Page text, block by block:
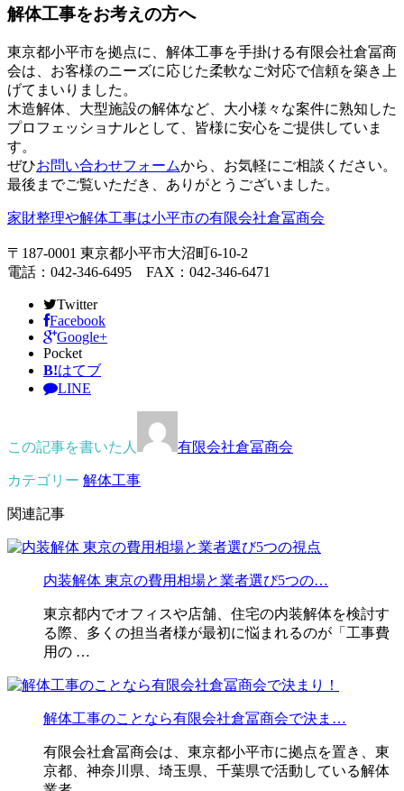
解体工事をお考えの方へ
東京都小平市を拠点に、解体工事を手掛ける有限会社倉冨商
会は、お客様のニーズに応じた柔軟なご対応で信頼を築き上
げてまいりました。
木造解体、大型施設の解体など、大小様々な案件に熟知した
プロフェッショナルとして、皆様に安心をご提供していま
す。
ぜひお問い合わせフォームから、お気軽にご相談ください。
最後までご覧いただき、ありがとうございました。
家財整理や解体工事は小平市の有限会社倉冨商会
〒187-0001 東京都小平市大沼町6-10-2
電話：042-346-6495 FAX：042-346-6471
Twitter
Facebook
Google+
Pocket
B!はてブ
LINE
この記事を書いた人 有限会社倉冨商会
カテゴリー 解体工事
関連記事
内装解体 東京の費用相場と業者選び5つの…
東京都内でオフィスや店舗、住宅の内装解体を検討す
る際、多くの担当者様が最初に悩まれるのが「工事費
用の …
解体工事のことなら有限会社倉冨商会で決ま…
有限会社倉冨商会は、東京都小平市に拠点を置き、東
京都、神奈川県、埼玉県、千葉県で活動している解体